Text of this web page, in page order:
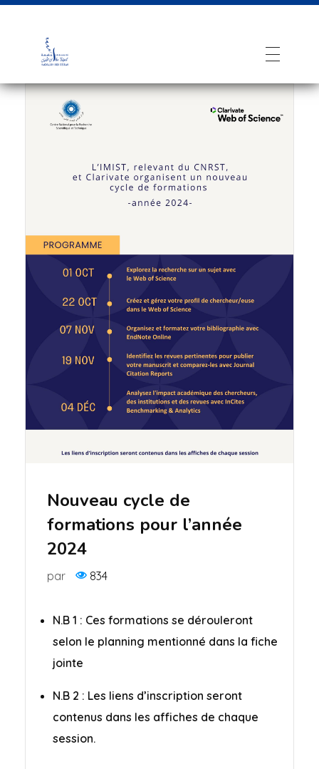
Nouveau cycle de
formations pour l’année
2024
par 834
N.B 1 : Ces formations se dérouleront
selon le planning mentionné dans la fiche
jointe
N.B 2 : Les liens d’inscription seront
contenus dans les affiches de chaque
session.